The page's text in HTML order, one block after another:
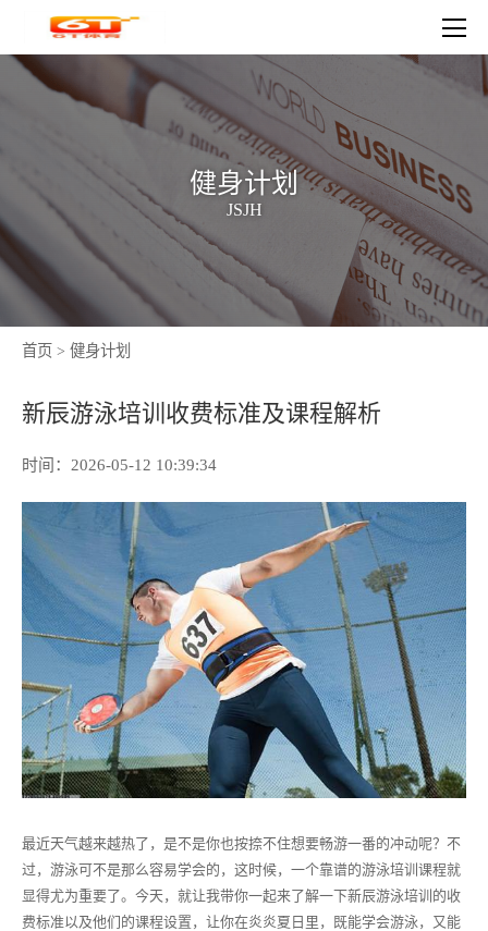
健身计划
JSJH
首页 健身计划
新辰游泳培训收费标准及课程解析
时间：2026-05-12 10:39:34
最近天气越来越热了，是不是你也按捺不住想要畅游一番的冲动呢？不
过，游泳可不是那么容易学会的，这时候，一个靠谱的游泳培训课程就
显得尤为重要了。今天，就让我带你一起来了解一下新辰游泳培训的收
费标准以及他们的课程设置，让你在炎炎夏日里，既能学会游泳，又能